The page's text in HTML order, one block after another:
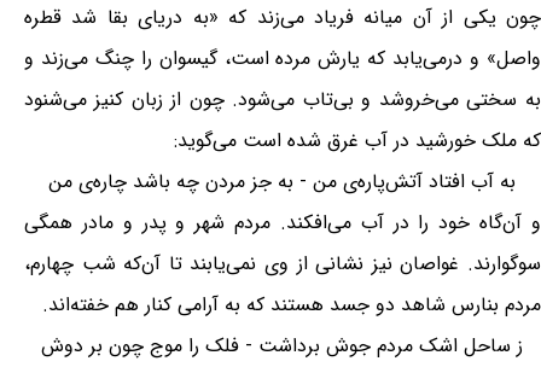
چون یکی از آن میانه فریاد می‌زند که «به دریای بقا شد قطره
واصل» و درمی‌یابد که یارش مرده است، گیسوان را چنگ می‌زند و
به سختی می‌خروشد و بی‌تاب می‌شود. چون از زبان کنیز می‌شنود
که ملک خورشید در آب غرق شده است می‌گوید:
به آب افتاد آتش‌پاره‌ی من - به جز مردن چه باشد چاره‌ی من
و آن‌گاه خود را در آب می‌افکند. مردم شهر و پدر و مادر همگی
سوگوارند. غواصان نیز نشانی از وی نمی‌یابند تا آن‌که شب چهارم،
مردم بنارس شاهد دو جسد هستند که به آرامی کنار هم خفته‌اند.
ز ساحل اشک مردم جوش برداشت - فلک را موج چون بر دوش